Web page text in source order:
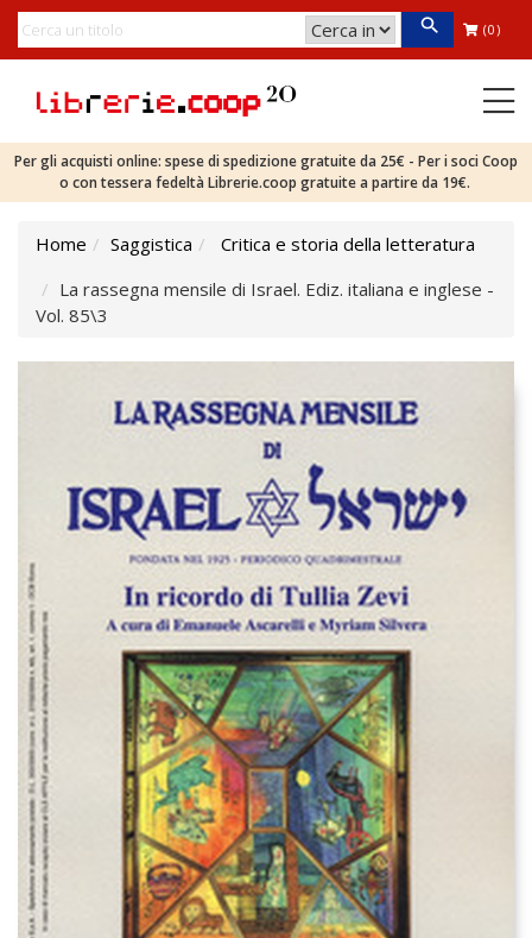
(0)
Per gli acquisti online: spese di spedizione gratuite da 25€ - Per i soci Coop
o con tessera fedeltà Librerie.coop gratuite a partire da 19€.
Home Saggistica
Critica e storia della letteratura
La rassegna mensile di Israel. Ediz. italiana e inglese -
Vol. 85\3